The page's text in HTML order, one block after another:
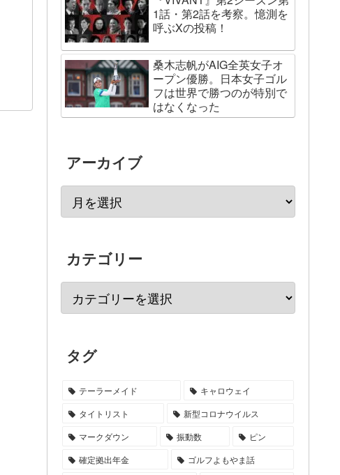
1話・第2話を考察。憶測を
呼ぶXの投稿！
桑木志帆がAIG全英女子オ
ープン優勝。日本女子ゴル
フは世界で勝つのが特別で
はなくなった
アーカイブ
カテゴリー
タグ
テーラーメイド
キャロウェイ
タイトリスト
新型コロナウイルス
マークダウン
振動数
ピン
確定拠出年金
ゴルフよもやま話